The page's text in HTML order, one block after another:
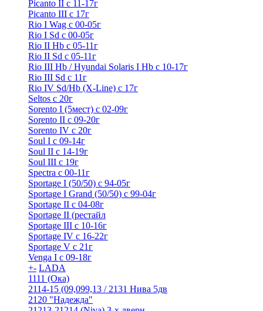
Picanto II c 11-17г
Picanto III c 17г
Rio I Wag c 00-05г
Rio I Sd с 00-05г
Rio II Hb с 05-11г
Rio II Sd с 05-11г
Rio III Hb / Hyundai Solaris I Hb с 10-17г
Rio III Sd c 11г
Rio IV Sd/Hb (X-Line) с 17г
Seltos с 20г
Sorento I (5мест) с 02-09г
Sorento II c 09-20г
Sorento IV с 20г
Soul I с 09-14г
Soul II с 14-19г
Soul III с 19г
Spectra с 00-11г
Sportage I (50/50) с 94-05г
Sportage I Grand (50/50) с 99-04г
Sportage II c 04-08г
Sportage II (рестайл
Sportage III c 10-16г
Sportage IV с 16-22г
Sportage V с 21г
Venga I c 09-18г
+- LADA
1111 (Ока)
2114-15 (09,099,13 / 2131 Нива 5дв
2120 "Надежда"